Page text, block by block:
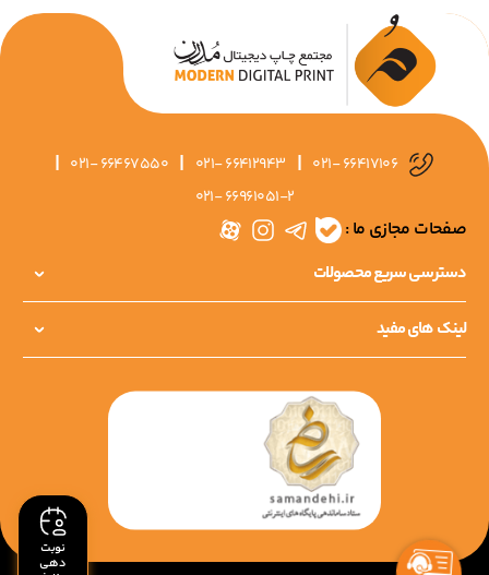
نوبت
دهی
021- 66417106
|
021- 66412943
|
021- 66467550
|
021- 66961051-2
صفحات مجازی ما :
دسترسی سریع محصولات
لینک های مفید